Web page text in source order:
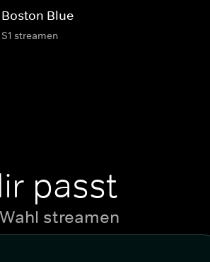
Boston Blue
S1 streamen
passt
streamen